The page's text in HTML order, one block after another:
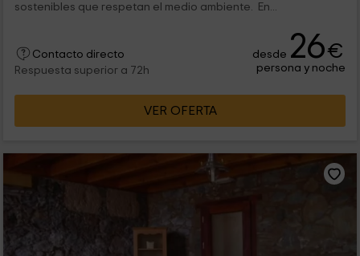
sostenibles que respetan el medio ambiente. En...
Contacto directo
Respuesta superior a 72h
desde 26€
persona y noche
VER OFERTA